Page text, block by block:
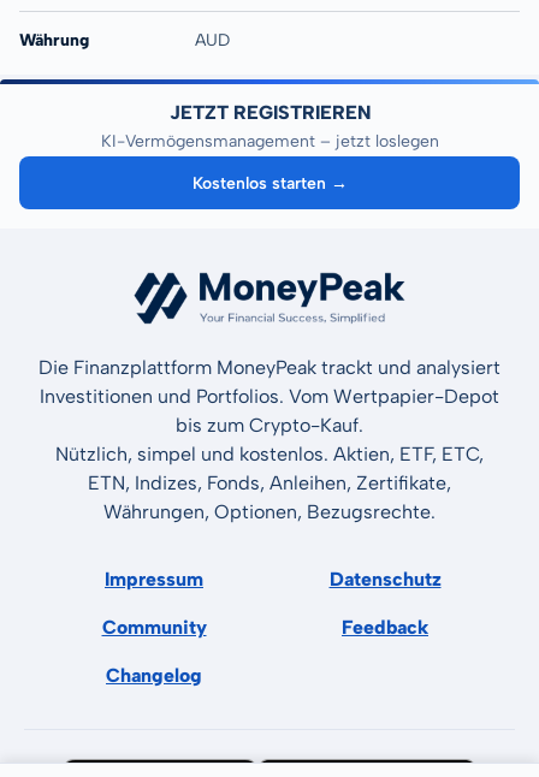
Währung AUD
JETZT REGISTRIEREN
KI-Vermögensmanagement – jetzt loslegen
Kostenlos starten →
Die Finanzplattform MoneyPeak trackt und analysiert
Investitionen und Portfolios. Vom Wertpapier-Depot
bis zum Crypto-Kauf.
Nützlich, simpel und kostenlos. Aktien, ETF, ETC,
ETN, Indizes, Fonds, Anleihen, Zertifikate,
Währungen, Optionen, Bezugsrechte.
Impressum Datenschutz
Community Feedback
Changelog